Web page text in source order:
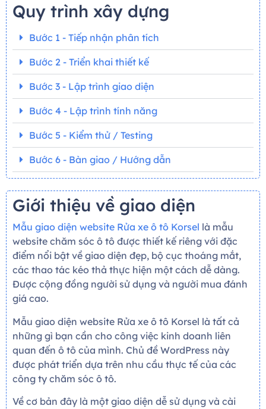
Quy trình xây dựng
Bước 1 - Tiếp nhận phân tích
Bước 2 - Triển khai thiết kế
Bước 3 - Lập trình giao diện
Bước 4 - Lập trình tính năng
Bước 5 - Kiểm thử / Testing
Bước 6 - Bàn giao / Hướng dẫn
Giới thiệu về giao diện
Mẫu giao diện website Rửa xe ô tô Korsel là mẫu
website chăm sóc ô tô được thiết kế riêng với đặc
điểm nổi bật về giao diện đẹp, bộ cục thoáng mắt,
các thao tác kéo thả thực hiện một cách dễ dàng.
Được cộng đồng người sử dụng và người mua đánh
giá cao.
Mẫu giao diện website Rửa xe ô tô Korsel là tất cả
những gì bạn cần cho công việc kinh doanh liên
quan đến ô tô của mình. Chủ đề WordPress này
được phát triển dựa trên nhu cầu thực tế của các
công ty chăm sóc ô tô.
Về cơ bản đây là một giao diện dễ sử dụng và cài